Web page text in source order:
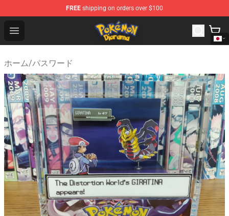
FREE shipping on orders over $100
Open menu
Pokemon Diorama Shop - The Best Store of Pokemon
ホーム/パスワード